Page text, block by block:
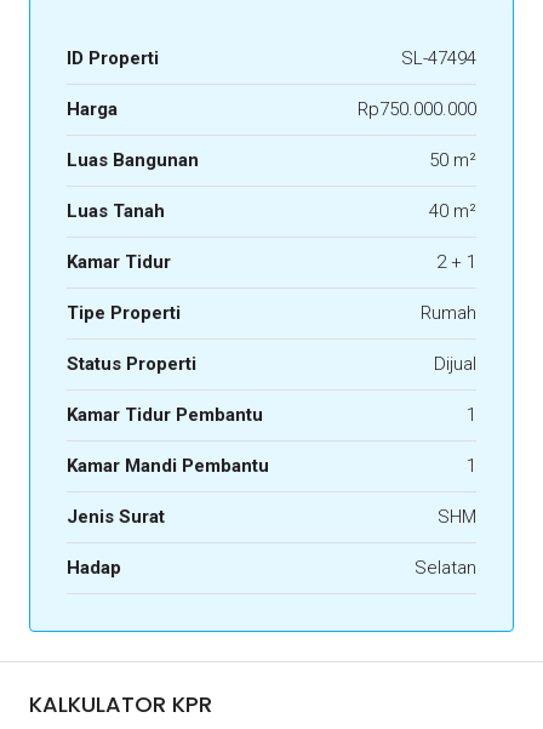
ID Properti SL-47494
Harga Rp750.000.000
Luas Bangunan 50 m²
Luas Tanah 40 m²
Kamar Tidur 2 + 1
Tipe Properti Rumah
Status Properti Dijual
Kamar Tidur Pembantu 1
Kamar Mandi Pembantu 1
Jenis Surat SHM
Hadap Selatan
KALKULATOR KPR